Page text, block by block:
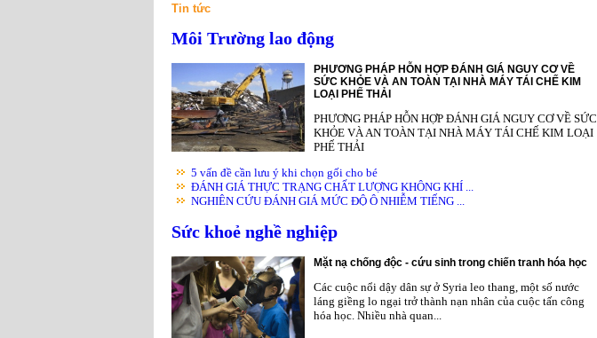
Tin tức
Môi Trường lao động
PHƯƠNG PHÁP HỖN HỢP ĐÁNH GIÁ NGUY CƠ VỀ
SỨC KHỎE VÀ AN TOÀN TẠI NHÀ MÁY TÁI CHẾ KIM
LOẠI PHẾ THẢI
PHƯƠNG PHÁP HỖN HỢP ĐÁNH GIÁ NGUY CƠ VỀ SỨC
KHỎE VÀ AN TOÀN TẠI NHÀ MÁY TÁI CHẾ KIM LOẠI
PHẾ THẢI
5 vấn đề cần lưu ý khi chọn gối cho bé
ĐÁNH GIÁ THỰC TRẠNG CHẤT LƯỢNG KHÔNG KHÍ ...
NGHIÊN CỨU ĐÁNH GIÁ MỨC ĐỘ Ô NHIỄM TIẾNG ...
Sức khoẻ nghề nghiệp
Mặt nạ chống độc - cứu sinh trong chiến tranh hóa học
Các cuộc nổi dậy dân sự ở Syria leo thang, một số nước
láng giềng lo ngại trở thành nạn nhân của cuộc tấn công
hóa học. Nhiều nhà quan...